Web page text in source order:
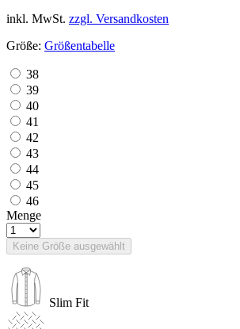
inkl. MwSt. zzgl. Versandkosten
Größe: Größentabelle
38
39
40
41
42
43
44
45
46
Menge
Keine Größe ausgewählt
Slim Fit